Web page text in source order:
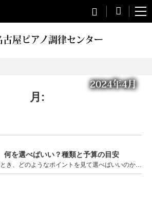
古屋ピアノ調律センター
月:
2024年4月
何を選べばいい？種類と予算の目安
初めてピアノを購入するとき、どのようなポイントを見て選べばいいのか迷ってしまう人も多いかもしれません…